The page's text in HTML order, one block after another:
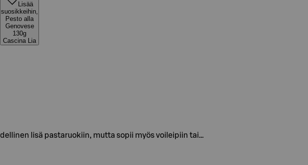
Lisää
suosikkeihin,
Pesto alla
Genovese
130g
Cascina Lia
lisä pastaruokiin, mutta sopii myös voileipiin tai…